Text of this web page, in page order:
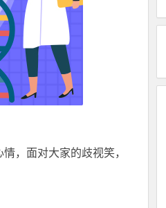
，面对大家的歧视笑，